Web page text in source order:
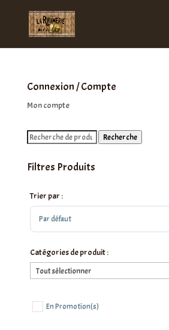
Connexion / Compte
Mon compte
Recherche
Recherche
Filtres Produits
Trier par :
Sort Products
Catégories de produit :
En Promotion(s)